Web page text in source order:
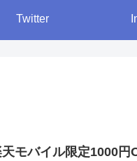
Twitter
モバイル限定1000円